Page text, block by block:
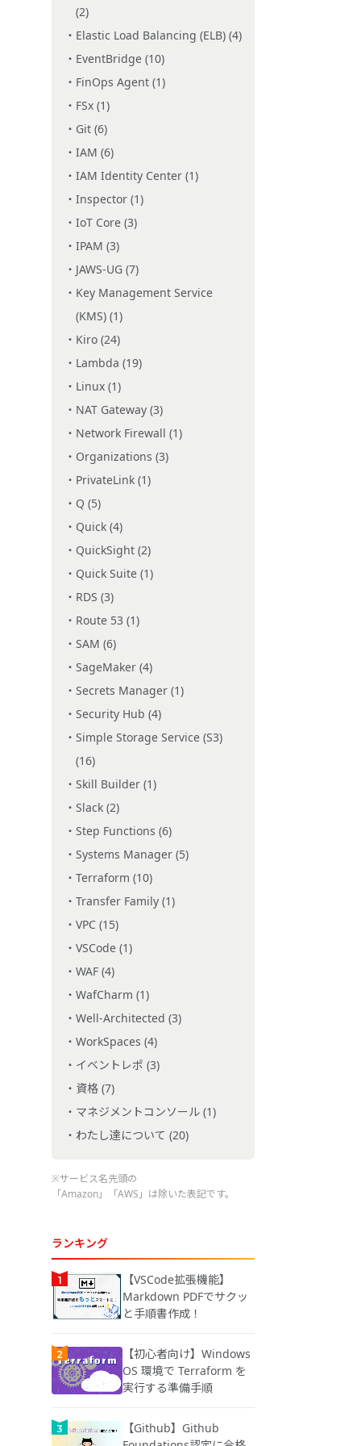
(2)
Elastic Load Balancing (ELB) (4)
EventBridge (10)
FinOps Agent (1)
FSx (1)
Git (6)
IAM (6)
IAM Identity Center (1)
Inspector (1)
IoT Core (3)
IPAM (3)
JAWS-UG (7)
Key Management Service
(KMS) (1)
Kiro (24)
Lambda (19)
Linux (1)
NAT Gateway (3)
Network Firewall (1)
Organizations (3)
PrivateLink (1)
Q (5)
Quick (4)
QuickSight (2)
Quick Suite (1)
RDS (3)
Route 53 (1)
SAM (6)
SageMaker (4)
Secrets Manager (1)
Security Hub (4)
Simple Storage Service (S3)
(16)
Skill Builder (1)
Slack (2)
Step Functions (6)
Systems Manager (5)
Terraform (10)
Transfer Family (1)
VPC (15)
VSCode (1)
WAF (4)
WafCharm (1)
Well-Architected (3)
WorkSpaces (4)
イベントレポ (3)
資格 (7)
マネジメントコンソール (1)
わたし達について (20)
※サービス名先頭の
「Amazon」「AWS」は除いた表記です。
ランキング
【VSCode拡張機能】
Markdown PDFでサクッ
と手順書作成！
【初心者向け】Windows
OS 環境で Terraform を
実行する準備手順
【Github】Github